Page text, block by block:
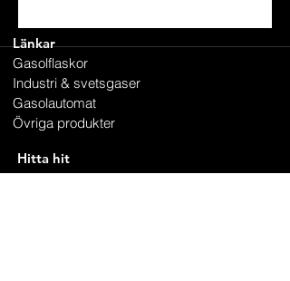
Länkar
Gasolflaskor
Industri & svetsgaser
Gasolautomat
Övriga produkter
Hitta hit
Skepplanda